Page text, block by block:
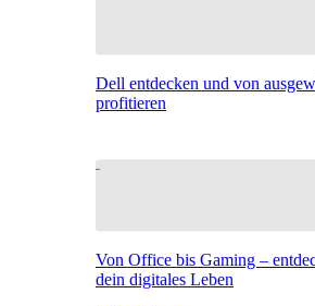
Dell entdecken und von
profitieren
Von Office bis Gaming –
dein digitales Leben